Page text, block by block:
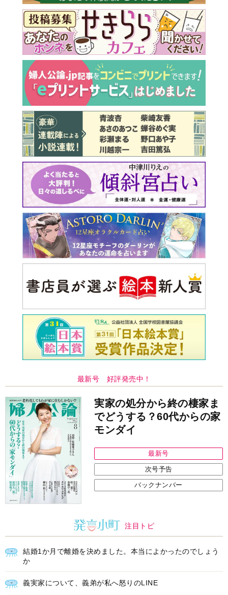
最新号 好評発売中！
実家の処分から終の棲家ま
でどうする？60代からの家
モンダイ
最新号
次号予告
バックナンバー
注目トピ
結婚1か月で離婚を決めました。本当によかったのでしょう
か
義実家について、義弟が私へ怒りのLINE